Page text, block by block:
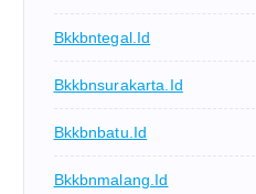
Bkkbntegal.id
Bkkbnsurakarta.id
Bkkbnbatu.id
Bkkbnmalang.id